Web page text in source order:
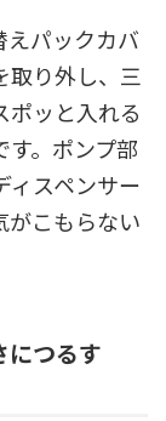
えパックカバ
取り外し、三
ポッと入れる
。ポンプ部
ィスペンサー
がこもらない
につるす